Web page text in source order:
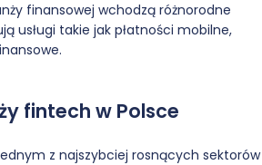
finansowej wchodzą różnorodne
usługi takie jak płatności mobilne,
fintech w Polsce
z najszybciej rosnących sektorów